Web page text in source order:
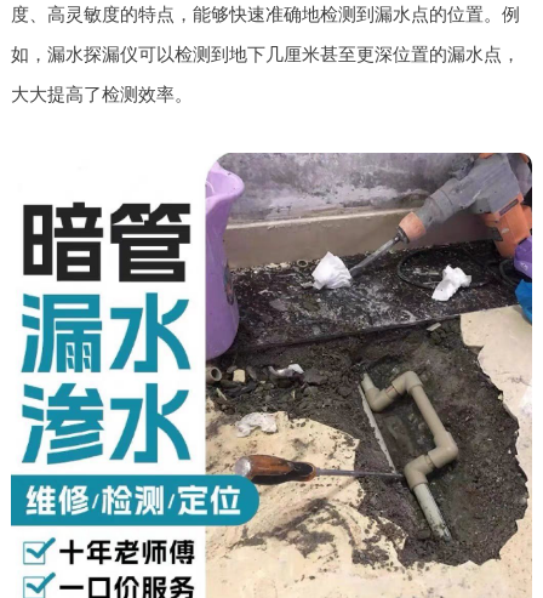
度、高灵敏度的特点，能够快速准确地检测到漏水点的位置。例
如，漏水探漏仪可以检测到地下几厘米甚至更深位置的漏水点，
大大提高了检测效率。